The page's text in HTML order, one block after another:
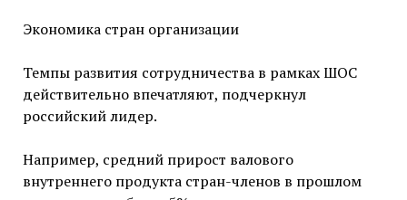
Экономика стран организации
Темпы развития сотрудничества в рамках ШОС
действительно впечатляют, подчеркнул
российский лидер.
Например, средний прирост валового
внутреннего продукта стран-членов в прошлом